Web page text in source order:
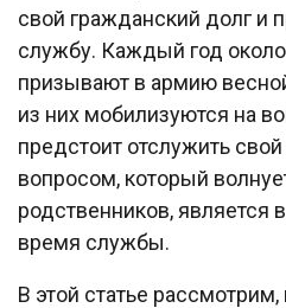
свой гражданский долг и
службу. Каждый год
призывают в армию
из них мобилизуются на
предстоит отслужить
вопросом, который
родственников, является
время службы.
В этой статье